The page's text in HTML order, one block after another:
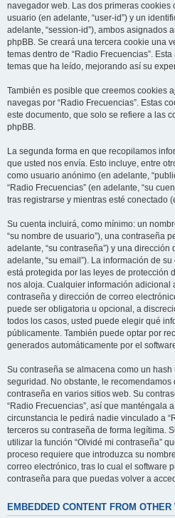
navegador web. Las dos primeras cookies
usuario (en adelante, “user-id”) y un
adelante, “session-id”), ambos asignados
phpBB. Se creará una tercera cookie una
temas dentro de “Radio Frecuencias”.
temas que ha leído, mejorando así su
También es posible que creemos cookies
navegas por “Radio Frecuencias”. Estas
este documento, que solo se refiere a las
phpBB.
La segunda forma en que recopilamos
que usted nos envía. Esto incluye, entre
como usuario anónimo (en adelante,
“Radio Frecuencias” (en adelante, “su
tras registrarse y mientras esté conectado
Su cuenta incluirá, como mínimo: un
“su nombre de usuario”), una contraseña
adelante, “su contraseña”) y una
adelante, “su email”). La información de
está protegida por las leyes de protección
nos aloja. Cualquier información adicional
contraseña y dirección de correo
puede ser obligatoria u opcional, a
todos los casos, usted puede elegir qué
públicamente. También puede optar por
generados automáticamente por el
Su contraseña se almacena como un
seguridad. No obstante, le
contraseña en varios sitios web. Su
“Radio Frecuencias”, así que manténgala
circunstancia le pedirá nadie vinculado a
terceros su contraseña de forma legítima.
utilizar la función “Olvidé mi contraseña”
proceso requiere que introduzca su
correo electrónico, tras lo cual el software
contraseña para que puedas volver a
EMBEDDED CONTENT FROM OTHER